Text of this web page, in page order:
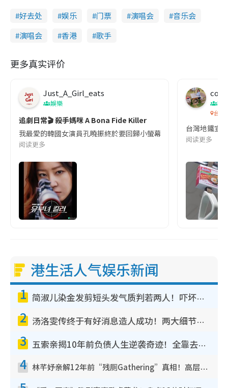
好去处 娱乐 门票 演唱会
音乐会
演唱会
香港 歌手
更多真实评价
Just_A_Girl_eats
娛樂
追劇日常🎬 殺手媽咪 A Bona Fide Killer
我最愛的韓國女演員孔曉振終於要回歸小螢幕啦!這次的劇本改編
阅读更多
co
吹
台灣
台灣地鐵宣
阅读更多
港生活人气娱乐新闻
1 简淑儿染金发剪短头发气质判若两人！吓坏老公麦大力都认不出：“你做什么？”
2 汤洛雯传终于有好消息造人成功！两大细节曝孕味极浓引猜测：大肚婆先会咁！
3 五索亲揭10年前负债人生逆袭奇迹！全靠去一地方转运后即遇上马先生
4 林芊妤亲解12年前“残厕Gathering”真相！高层解约一句话重创尊严，至今拒返TVB